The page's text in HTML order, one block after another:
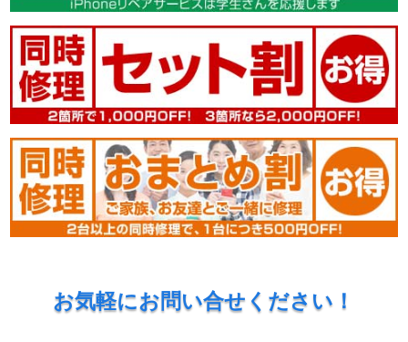
お気軽にお問い合せください！